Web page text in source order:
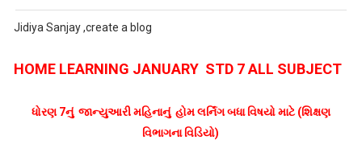
Jidiya Sanjay ,create a blog
HOME LEARNING JANUARY STD 7 ALL SUBJECT
ધોરણ 7નું જાન્યુઆરી મહિનાનું હોમ લર્નિંગ બધા વિષયો માટે (શિક્ષણ
વિભાગના વિડિયો)